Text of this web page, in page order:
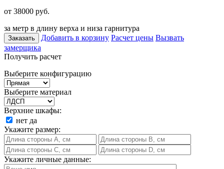
от 38000 руб.
за метр в длину верха и низа гарнитура
Заказать Добавить в корзину Расчет цены Вызвать
замерщика
Получить расчет
Выберите конфигурацию
Выберите материал
Верхние шкафы:
нет да
Укажите размер:
Укажите личные данные: